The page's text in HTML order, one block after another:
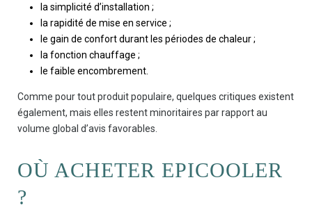
la simplicité d’installation ;
la rapidité de mise en service ;
le gain de confort durant les périodes de chaleur ;
la fonction chauffage ;
le faible encombrement.
Comme pour tout produit populaire, quelques critiques existent
également, mais elles restent minoritaires par rapport au
volume global d’avis favorables.
OÙ ACHETER EPICOOLER
?